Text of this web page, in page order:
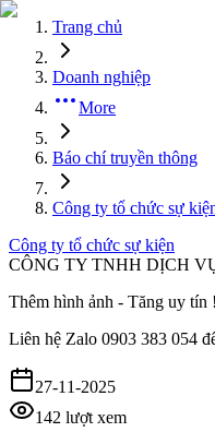
Trang chủ
Doanh nghiệp
More
Báo chí truyền thông
Công ty tổ chức sự
Công ty tổ chức sự kiện
CÔNG TY TNHH DỊCH
Thêm hình ảnh - Tăng uy tín !
Liên hệ Zalo 0903 383 054
27-11-2025
142 lượt xem